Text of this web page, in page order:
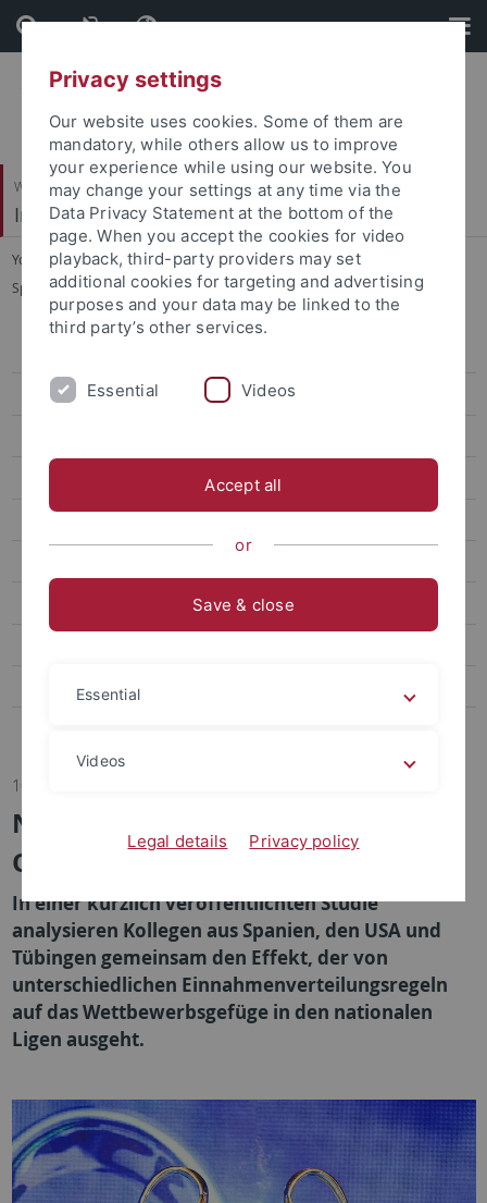
Skip
to
content
Skip
to
footer
Wirtschafts- und Sozialwissenschaftliche Fakultät
Institut für Sportwissenschaft
You are here: Startseite
...
Sportökonomik, Sportmanagement und Sportpublizistik
Team
Biomechanik, Bewegungs- und Trainingswissenschaft
Bildungs- und Gesundheitsforschung im Sport
10.02.2026
Neue Publikation in Annals of
Operations Research
In einer kürzlich veröffentlichten Studie
analysieren Kollegen aus Spanien, den USA und
Tübingen gemeinsam den Effekt, der von
unterschiedlichen Einnahmenverteilungsregeln
auf das Wettbewerbsgefüge in den nationalen
Ligen ausgeht.
Privacy settings
Our website uses cookies. Some of them are
mandatory, while others allow us to improve
your experience while using our website. You
may change your settings at any time via the
Data Privacy Statement at the bottom of the
page. When you accept the cookies for video
playback, third-party providers may set
additional cookies for targeting and advertising
purposes and your data may be linked to the
third party’s other services.
Essential Videos
Accept all
or
Save & close
Essential
Videos
Legal details Privacy policy